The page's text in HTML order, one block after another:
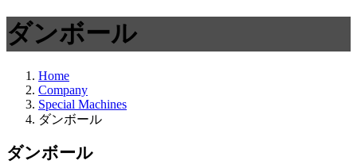
ダンボール
Home
Company
Special Machines
ダンボール
ダンボール